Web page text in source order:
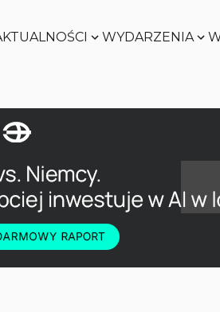
WYDARZENIA
Zobacz